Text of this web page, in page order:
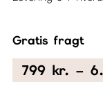
Gratis fragt
799 kr. –